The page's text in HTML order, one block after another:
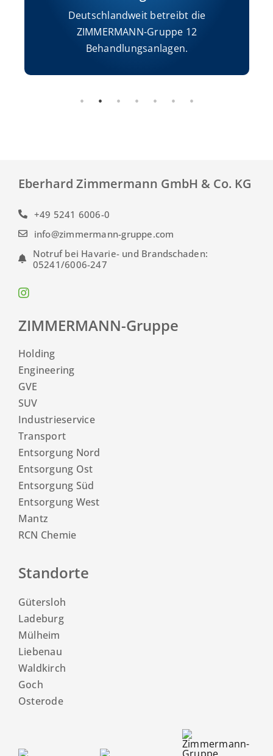
Deutschlandweit betreibt die
ZIMMERMANN-Gruppe 12
Behandlungsanlagen.
ZIMMERMANN-Gruppe
Holding
Engineering
GVE
SUV
Industrieservice
Transport
Entsorgung Nord
Entsorgung Ost
Entsorgung Süd
Entsorgung West
Mantz
RCN Chemie
Standorte
Gütersloh
Ladeburg
Mülheim
Liebenau
Waldkirch
Goch
Osterode
Eberhard Zimmermann GmbH & Co. KG
+49 5241 6006-0
info@zimmermann-gruppe.com
Notruf bei Havarie- und Brandschaden:
05241/6006-247